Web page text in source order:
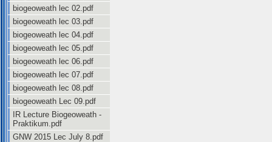
biogeoweath lec 02.pdf
biogeoweath lec 03.pdf
biogeoweath lec 04.pdf
biogeoweath lec 05.pdf
biogeoweath lec 06.pdf
biogeoweath lec 07.pdf
biogeoweath lec 08.pdf
biogeoweath Lec 09.pdf
IR Lecture Biogeoweath -
Praktikum.pdf
GNW 2015 Lec July 8.pdf